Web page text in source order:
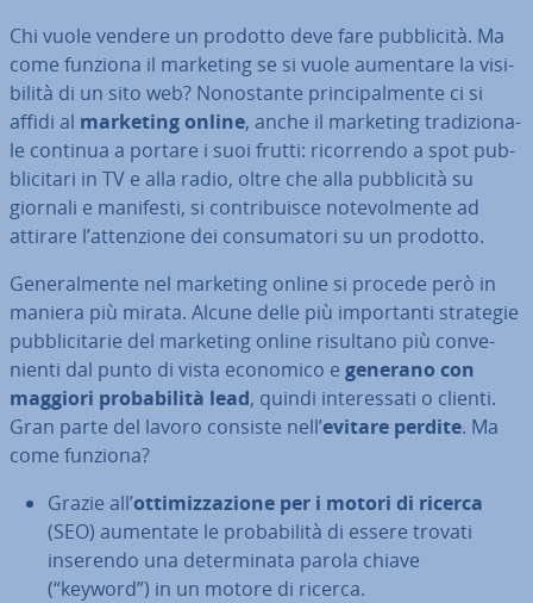
Chi vuole vendere un prodotto deve fare pub­bli­ci­tà. Ma
come funziona il marketing se si vuole aumentare la vi­si­
bi­li­tà di un sito web? No­no­stan­te prin­ci­pal­men­te ci si
affidi al marketing online, anche il marketing tra­di­zio­na­
le continua a portare i suoi frutti: ri­cor­ren­do a spot pub­
bli­ci­ta­ri in TV e alla radio, oltre che alla pub­bli­ci­tà su
giornali e manifesti, si con­tri­bui­sce no­te­vol­men­te ad
attirare l’at­ten­zio­ne dei con­su­ma­to­ri su un prodotto.
Ge­ne­ral­men­te nel marketing online si procede però in
maniera più mirata. Alcune delle più im­por­tan­ti strategie
pub­bli­ci­ta­rie del marketing online risultano più con­ve­
nien­ti dal punto di vista economico e generano con
maggiori pro­ba­bi­li­tà lead, quindi in­te­res­sa­ti o clienti.
Gran parte del lavoro consiste nell’evitare perdite. Ma
come funziona?
Grazie all’ot­ti­miz­za­zio­ne per i motori di ricerca
(SEO) aumentate le pro­ba­bi­li­tà di essere trovati
inserendo una de­ter­mi­na­ta parola chiave
(“keyword”) in un motore di ricerca.